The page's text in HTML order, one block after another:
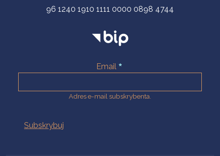
96 1240 1910 1111 0000 0898 4744
Email
Adres e-mail subskrybenta.